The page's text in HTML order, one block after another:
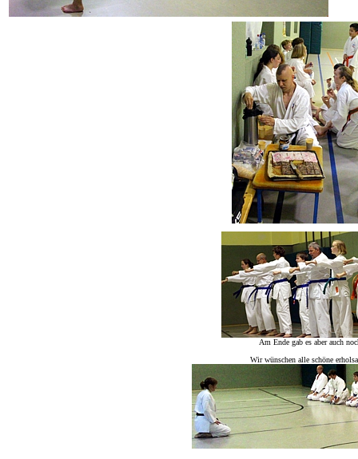
Am Ende gab es aber auch
Wir wünschen alle schöne